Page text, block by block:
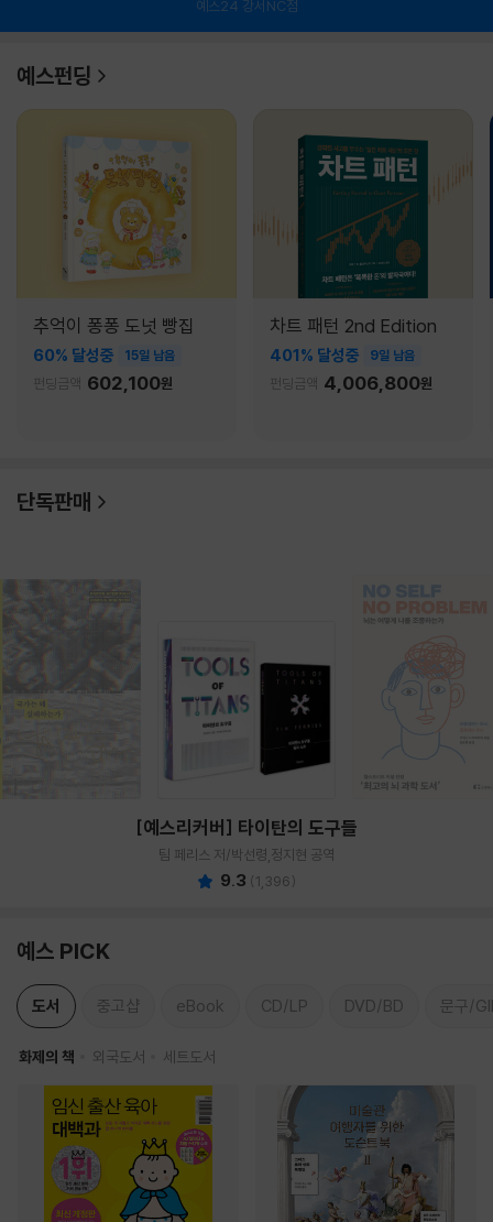
예스24 강서NC점
예스펀딩
추억이 퐁퐁 도넛 빵집
60% 달성중 15일 남음
펀딩금액 602,100원
차트 패턴 2nd Edition
401% 달성중 9일 남음
펀딩금액 4,006,800원
단독판매
[예스리커버] 타이탄의 도구들
팀 페리스 저/박선령,정지현 공역
9.3 (1,396)
예스 PICK
도서 중고샵 eBook CD/LP DVD/BD 문구/
화제의 책 외국도서 세트도서